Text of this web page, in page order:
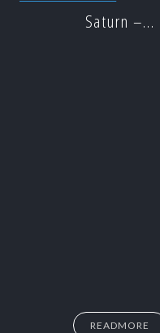
Saturn –…
READMORE